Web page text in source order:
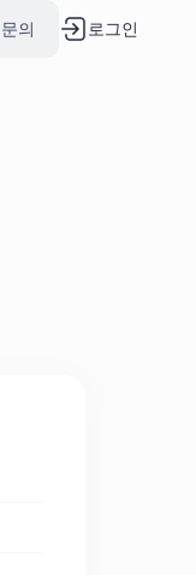
의 로그인